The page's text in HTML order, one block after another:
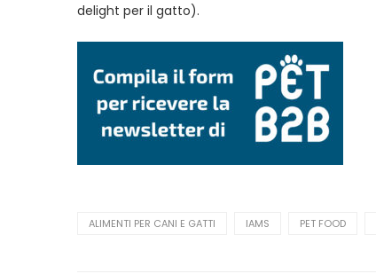
delight per il gatto).
ALIMENTI PER CANI E GATTI IAMS PET FOOD